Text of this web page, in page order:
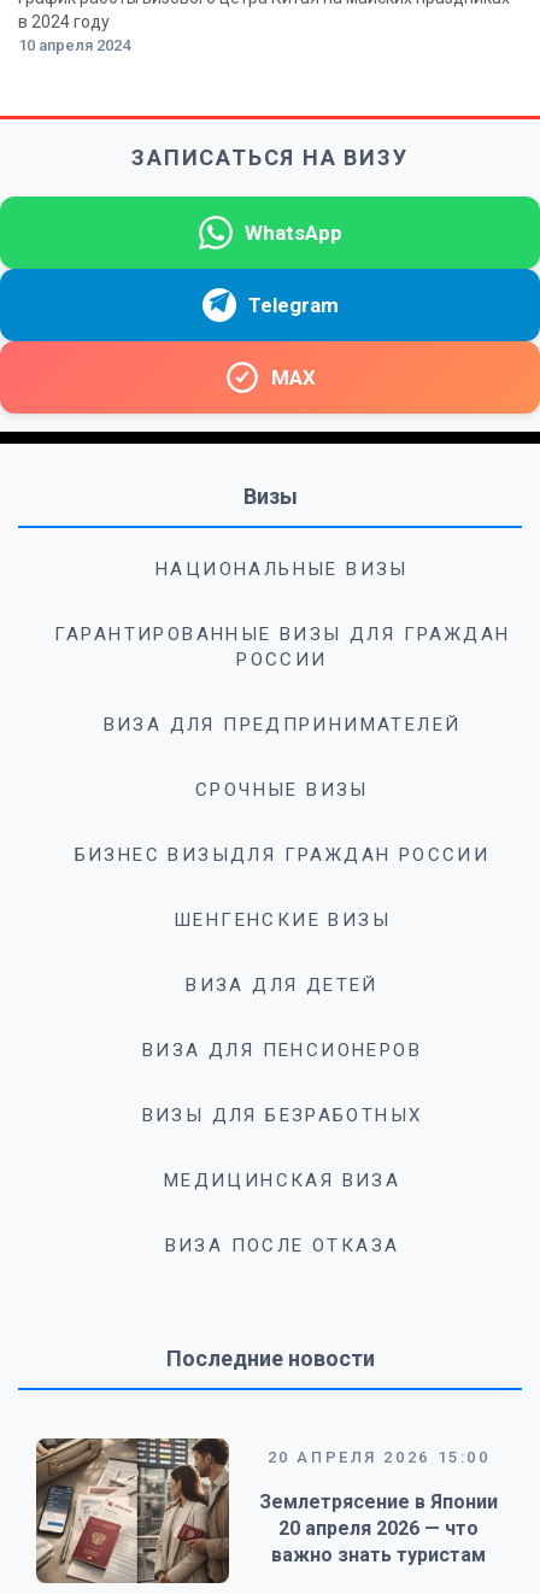
в 2024 году
10 апреля 2024
ЗАПИСАТЬСЯ НА ВИЗУ
WhatsApp
Telegram
MAX
Визы
НАЦИОНАЛЬНЫЕ ВИЗЫ
ГАРАНТИРОВАННЫЕ ВИЗЫ ДЛЯ ГРАЖДАН
РОССИИ
ВИЗА ДЛЯ ПРЕДПРИНИМАТЕЛЕЙ
СРОЧНЫЕ ВИЗЫ
БИЗНЕС ВИЗЫДЛЯ ГРАЖДАН РОССИИ
ШЕНГЕНСКИЕ ВИЗЫ
ВИЗА ДЛЯ ДЕТЕЙ
ВИЗА ДЛЯ ПЕНСИОНЕРОВ
ВИЗЫ ДЛЯ БЕЗРАБОТНЫХ
МЕДИЦИНСКАЯ ВИЗА
ВИЗА ПОСЛЕ ОТКАЗА
Последние новости
20 АПРЕЛЯ 2026 15:00
Землетрясение в Японии
20 апреля 2026 — что
важно знать туристам